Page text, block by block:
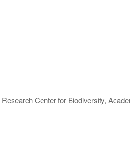
Center for Biodiversity,